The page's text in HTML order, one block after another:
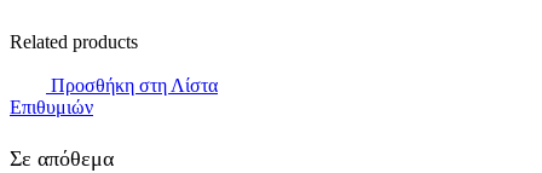
Related products
Προσθήκη στη Λίστα
Επιθυμιών
Σε απόθεμα